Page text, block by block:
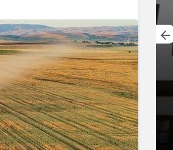
savunma sanayi
Yıldırımhan’a
stratejik dönüşüm